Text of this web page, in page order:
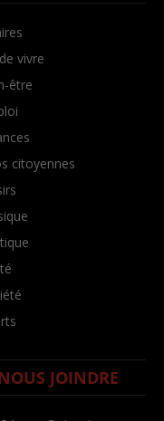
vivre
être
citoyennes
JOINDRE